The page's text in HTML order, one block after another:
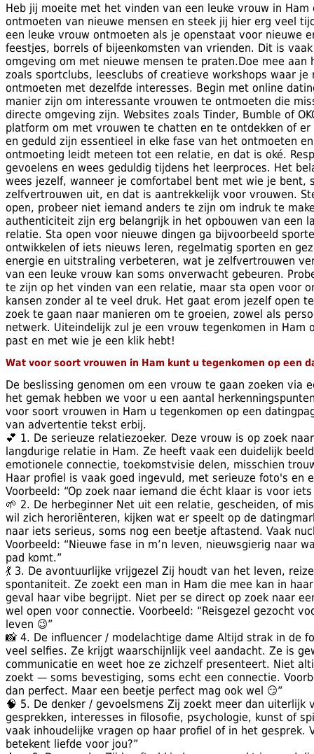
Heb jij moeite met het vinden van een leuke vrouw in
ontmoeten van nieuwe mensen en steek jij hier erg veel
een leuke vrouw ontmoeten als je openstaat voor nieuwe
feestjes, borrels of bijeenkomsten van vrienden. Dit is
omgeving om met nieuwe mensen te praten.Doe mee aan
zoals sportclubs, leesclubs of creatieve workshops waar je
ontmoeten met dezelfde interesses. Begin met online
manier zijn om interessante vrouwen te ontmoeten die
directe omgeving zijn. Websites zoals Tinder, Bumble of
platform om met vrouwen te chatten en te ontdekken of er
en geduld zijn essentieel in elke fase van het ontmoeten
ontmoeting leidt meteen tot een relatie, en dat is oké.
gevoelens en wees geduldig tijdens het leerproces. Het
wees jezelf, wanneer je comfortabel bent met wie je bent,
zelfvertrouwen uit, en dat is aantrekkelijk voor vrouwen.
open, probeer niet iemand anders te zijn om indruk te
authenticiteit zijn erg belangrijk in het opbouwen van een
relatie. Sta open voor nieuwe dingen ga bijvoorbeeld
ontwikkelen of iets nieuws leren, regelmatig sporten en
energie en uitstraling verbeteren, wat je zelfvertrouwen
van een leuke vrouw kan soms onverwacht gebeuren.
te zijn op het vinden van een relatie, maar sta open voor
kansen zonder al te veel druk. Het gaat erom jezelf open
zoek te gaan naar manieren om te groeien, zowel als
netwerk. Uiteindelijk zul je een vrouw tegenkomen in Ham
past en met wie je een klik hebt!
Wat voor soort vrouwen in Ham kunt u tegenkomen op een
De beslissing genomen om een vrouw te gaan zoeken via
het gemak hebben we voor u een aantal
voor soort vrouwen in Ham u tegenkomen op een
van advertentie tekst erbij.
💕 1. De serieuze relatiezoeker. Deze vrouw is op zoek
langdurige relatie in Ham. Ze heeft vaak een duidelijk
emotionele connectie, toekomstvisie delen, misschien
Haar profiel is vaak goed ingevuld, met serieuze foto's en
Voorbeeld: “Op zoek naar iemand die écht klaar is voor
🌱 2. De herbeginner Net uit een relatie, gescheiden, of
wil zich heroriënteren, kijken wat er speelt op de
naar iets serieus, soms nog een beetje aftastend. Vaak
Voorbeeld: “Nieuwe fase in m’n leven, nieuwsgierig naar
pad komt.”
💃 3. De avontuurlijke vrijgezel Zij houdt van het leven,
spontaniteit. Ze zoekt een man in Ham die mee kan in
geval haar vibe begrijpt. Niet per se direct op zoek naar
wel open voor connectie. Voorbeeld: “Reisgezel gezocht
leven 😉”
📸 4. De influencer / modelachtige dame Altijd strak in de
veel selfies. Ze krijgt waarschijnlijk veel aandacht. Ze is
communicatie en weet hoe ze zichzelf presenteert. Niet
zoekt — soms bevestiging, soms echt een connectie.
dan perfect. Maar een beetje perfect mag ook wel 😏”
🧠 5. De denker / gevoelsmens Zij zoekt meer dan uiterlijk
gesprekken, interesses in filosofie, psychologie, kunst of
vaak inhoudelijke vragen op haar profiel of in het gesprek.
betekent liefde voor jou?”